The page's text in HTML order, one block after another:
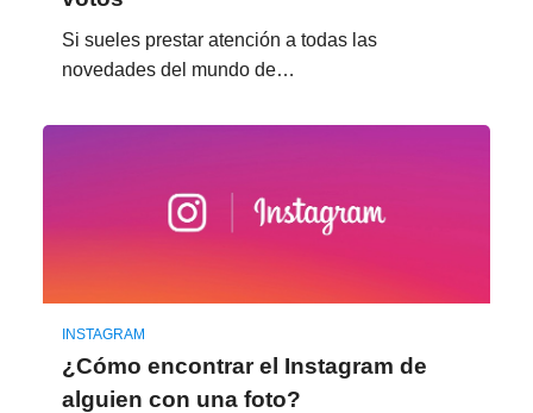
Si sueles prestar atención a todas las
novedades del mundo de…
INSTAGRAM
¿Cómo encontrar el Instagram de
alguien con una foto?